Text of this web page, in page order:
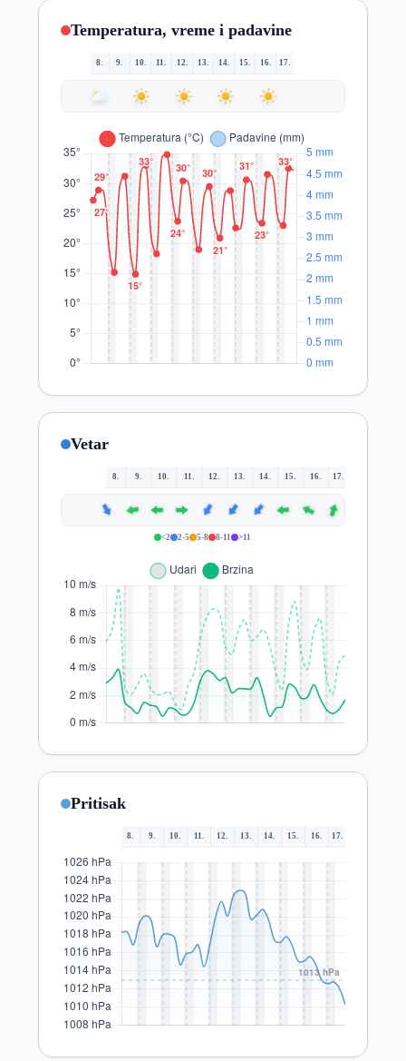
Temperatura, vreme i padavine
8. 9. 10. 11. 12. 13. 14. 15. 16. 17.
Vetar
8. 9. 10. 11. 12. 13. 14. 15. 16. 17.
Pritisak
8. 9. 10. 11. 12. 13. 14. 15. 16. 17.